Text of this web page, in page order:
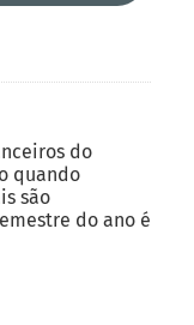
do
quando
são
do ano é